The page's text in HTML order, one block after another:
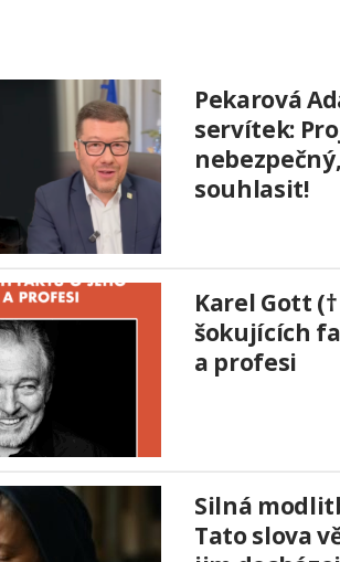
Pekarová
servítek:
souhlasit!
Karel Gott (†
šokujících
a profesi
Silná
Tato slova